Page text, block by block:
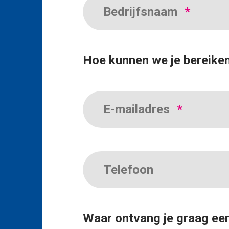
Heeft de gewenste gemeente waar u
Neem contact met ons op voor de
OFFERTE AANVRAGEN LOSSE
Achtkarspelen
Adverteren in deze gemeente?
Heeft de gewenste gemeente waar u
van een vergunning, losse
Bedrijfsnaam *
Hoe kunnen we je
E-mailadres *
Telefoon
Waar ontvang je graag